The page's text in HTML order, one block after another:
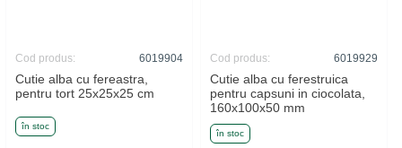
în stoc
Cutie alba cu fereastra,
pentru tort 25x25x25 cm
Cod produs: 6019904
în stoc
Cutie alba cu ferestruica
pentru capsuni in ciocolata,
160x100x50 mm
Cod produs: 6019929